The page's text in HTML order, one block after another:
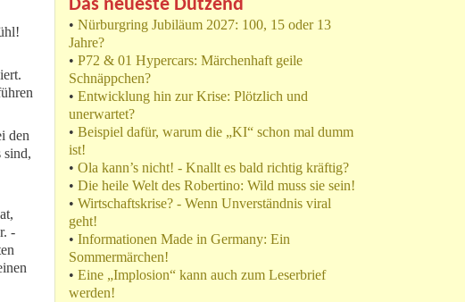
den
sind,
-
Das neueste Dutzend
• Nürburgring Jubiläum 2027: 100, 15 oder 13
Jahre?
• P72 & 01 Hypercars: Märchenhaft geile
Schnäppchen?
• Entwicklung hin zur Krise: Plötzlich und
unerwartet?
• Beispiel dafür, warum die „KI“ schon mal dumm
ist!
• Ola kann’s nicht! - Knallt es bald richtig kräftig?
• Die heile Welt des Robertino: Wild muss sie sein!
• Wirtschaftskrise? - Wenn Unverständnis viral
geht!
• Informationen Made in Germany: Ein
Sommermärchen!
• Eine „Implosion“ kann auch zum Leserbrief
werden!